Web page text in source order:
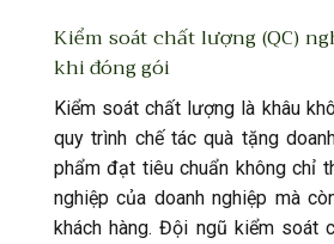
Kiểm soát chất lượng (QC)
khi đóng gói
Kiểm soát chất lượng là khâu
quy trình chế tác quà tặng
phẩm đạt tiêu chuẩn không chỉ
nghiệp của doanh nghiệp mà
khách hàng. Đội ngũ kiểm soát